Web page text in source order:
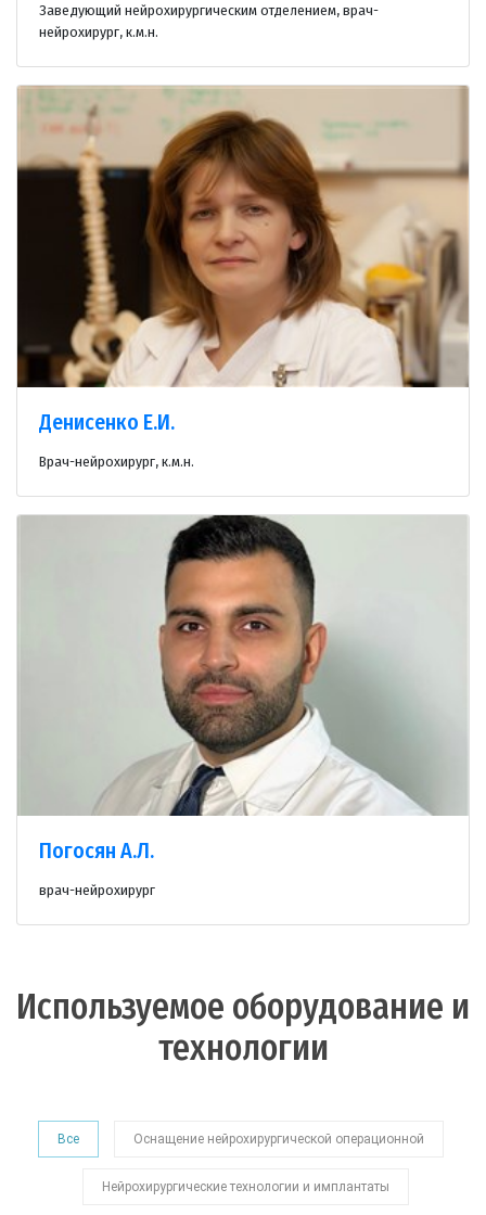
Заведующий нейрохирургическим отделением, врач-
нейрохирург, к.м.н.
Денисенко Е.И.
Врач-нейрохирург, к.м.н.
Погосян А.Л.
врач-нейрохирург
Используемое оборудование и
технологии
Все Оснащение нейрохирургической операционной
Нейрохирургические технологии и имплантаты